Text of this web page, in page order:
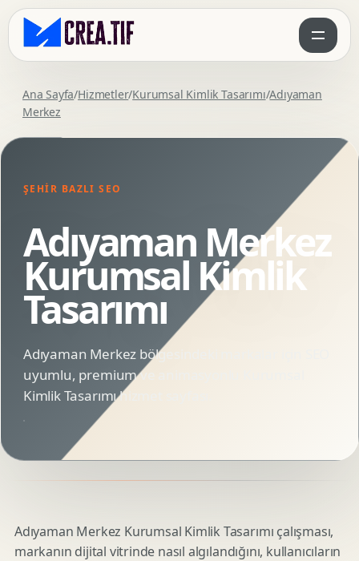
Ana Sayfa/Hizmetler/Kurumsal Kimlik Tasarımı/Adıyaman
Merkez
ŞEHIR BAZLI SEO
Adıyaman Merkez
Kurumsal Kimlik
Tasarımı
Adıyaman Merkez bölgesindeki markalar için SEO
uyumlu, premium ve animasyonlu Kurumsal
Kimlik Tasarımı hizmet sayfası.
Adıyaman Merkez Kurumsal Kimlik Tasarımı çalışması,
markanın dijital vitrinde nasıl algılandığını, kullanıcıların